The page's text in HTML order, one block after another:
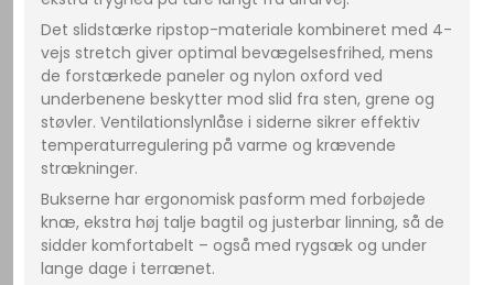
Det slidstærke ripstop-materiale kombineret med 4-
vejs stretch giver optimal bevægelsesfrihed, mens
de forstærkede paneler og nylon oxford ved
underbenene beskytter mod slid fra sten, grene og
støvler. Ventilationslynlåse i siderne sikrer effektiv
temperaturregulering på varme og krævende
strækninger.
Bukserne har ergonomisk pasform med forbøjede
knæ, ekstra høj talje bagtil og justerbar linning, så de
sidder komfortabelt – også med rygsæk og under
lange dage i terrænet.